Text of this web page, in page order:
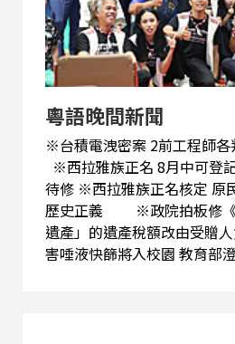
粵語晚間新聞
※台積電洩密案 2前工程師
※西拉雅族正名 8月中可登
待修 ※西拉雅族正名核定 原
歷史正義 ※政院拍板修《
遺產」的遺產稅額改由受
害唾液快篩將入校園 教育部